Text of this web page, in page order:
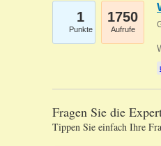
1
Punkte
1750
Aufrufe
Fragen Sie die
Tippen Sie einfach Ihre